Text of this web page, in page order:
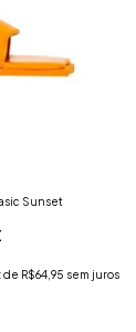
Sunset
de R$64,95 sem juros